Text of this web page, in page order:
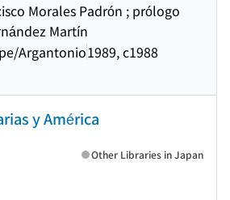
Morales Padrón ; prólogo
Martín
Argantonio1989, c1988
y América
Other Libraries in Japan